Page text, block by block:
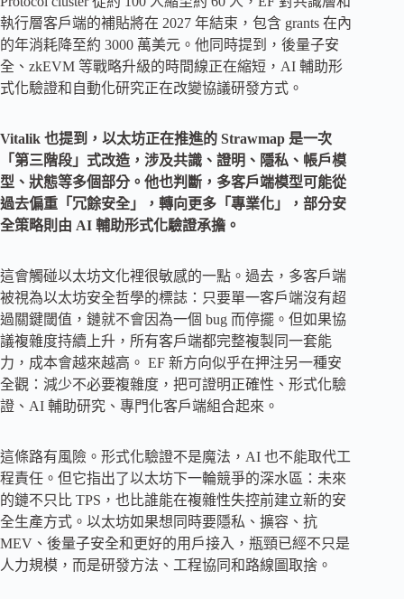
執行層客戶端的補貼將在 2027 年結束，包含 grants 在內
的年消耗降至約 3000 萬美元。他同時提到，後量子安
全、zkEVM 等戰略升級的時間線正在縮短，AI 輔助形
式化驗證和自動化研究正在改變協議研發方式。
Vitalik 也提到，以太坊正在推進的 Strawmap 是一次
「第三階段」式改造，涉及共識、證明、隱私、帳戶模
型、狀態等多個部分。他也判斷，多客戶端模型可能從
過去偏重「冗餘安全」，轉向更多「專業化」，部分安
全策略則由 AI 輔助形式化驗證承擔。
這會觸碰以太坊文化裡很敏感的一點。過去，多客戶端
被視為以太坊安全哲學的標誌：只要單一客戶端沒有超
過關鍵閾值，鏈就不會因為一個 bug 而停擺。但如果協
議複雜度持續上升，所有客戶端都完整複製同一套能
力，成本會越來越高。 EF 新方向似乎在押注另一種安
全觀：減少不必要複雜度，把可證明正確性、形式化驗
證、AI 輔助研究、專門化客戶端組合起來。
這條路有風險。形式化驗證不是魔法，AI 也不能取代工
程責任。但它指出了以太坊下一輪競爭的深水區：未來
的鏈不只比 TPS，也比誰能在複雜性失控前建立新的安
全生產方式。以太坊如果想同時要隱私、擴容、抗
MEV、後量子安全和更好的用戶接入，瓶頸已經不只是
人力規模，而是研發方法、工程協同和路線圖取捨。